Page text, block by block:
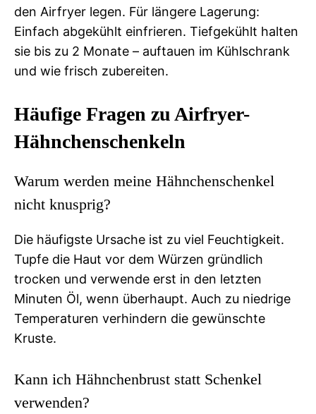
den Airfryer legen. Für längere Lagerung:
Einfach abgekühlt einfrieren. Tiefgekühlt halten
sie bis zu 2 Monate – auftauen im Kühlschrank
und wie frisch zubereiten.
Häufige Fragen zu Airfryer-
Hähnchenschenkeln
Warum werden meine Hähnchenschenkel
nicht knusprig?
Die häufigste Ursache ist zu viel Feuchtigkeit.
Tupfe die Haut vor dem Würzen gründlich
trocken und verwende erst in den letzten
Minuten Öl, wenn überhaupt. Auch zu niedrige
Temperaturen verhindern die gewünschte
Kruste.
Kann ich Hähnchenbrust statt Schenkel
verwenden?